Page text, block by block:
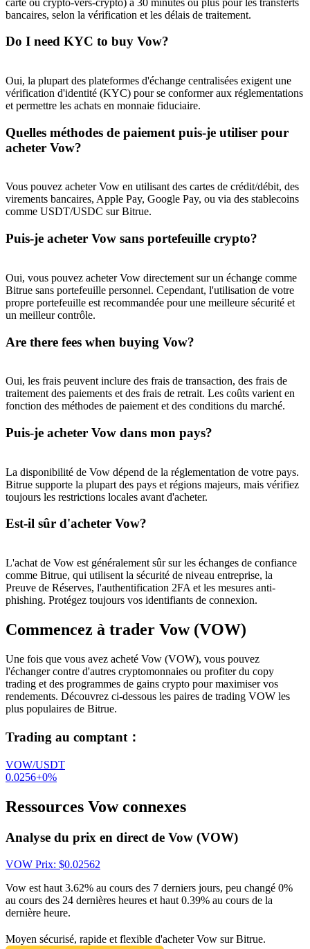
bancaires, selon la vérification et les délais de traitement.
Do I need KYC to buy Vow?
Oui, la plupart des plateformes d'échange centralisées exigent une
vérification d'identité (KYC) pour se conformer aux réglementations
et permettre les achats en monnaie fiduciaire.
Quelles méthodes de paiement puis-je utiliser pour
acheter Vow?
Vous pouvez acheter Vow en utilisant des cartes de crédit/débit, des
virements bancaires, Apple Pay, Google Pay, ou via des stablecoins
comme USDT/USDC sur Bitrue.
Puis-je acheter Vow sans portefeuille crypto?
Oui, vous pouvez acheter Vow directement sur un échange comme
Bitrue sans portefeuille personnel. Cependant, l'utilisation de votre
propre portefeuille est recommandée pour une meilleure sécurité et
un meilleur contrôle.
Are there fees when buying Vow?
Oui, les frais peuvent inclure des frais de transaction, des frais de
traitement des paiements et des frais de retrait. Les coûts varient en
fonction des méthodes de paiement et des conditions du marché.
Puis-je acheter Vow dans mon pays?
La disponibilité de Vow dépend de la réglementation de votre pays.
Bitrue supporte la plupart des pays et régions majeurs, mais vérifiez
toujours les restrictions locales avant d'acheter.
Est-il sûr d'acheter Vow?
L'achat de Vow est généralement sûr sur les échanges de confiance
comme Bitrue, qui utilisent la sécurité de niveau entreprise, la
Preuve de Réserves, l'authentification 2FA et les mesures anti-
phishing. Protégez toujours vos identifiants de connexion.
Commencez à trader Vow (VOW)
Une fois que vous avez acheté Vow (VOW), vous pouvez
l'échanger contre d'autres cryptomonnaies ou profiter du copy
trading et des programmes de gains crypto pour maximiser vos
rendements. Découvrez ci-dessous les paires de trading VOW les
plus populaires de Bitrue.
Trading au comptant ：
VOW/USDT
0.0256+0%
Ressources Vow connexes
Analyse du prix en direct de Vow (VOW)
VOW Prix: $0.02562
Vow est haut 3.62% au cours des 7 derniers jours, peu changé 0%
au cours des 24 dernières heures et haut 0.39% au cours de la
dernière heure.
Moyen sécurisé, rapide et flexible d'acheter Vow sur Bitrue.